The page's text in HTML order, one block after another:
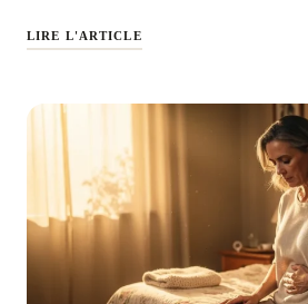
LIRE L'ARTICLE